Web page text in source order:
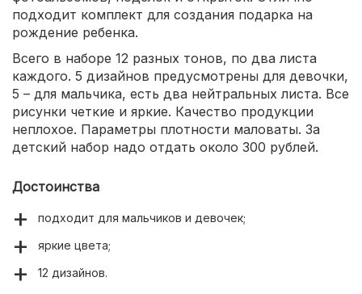
подходит комплект для создания подарка на
рождение ребенка.
Всего в наборе 12 разных тонов, по два листа
каждого. 5 дизайнов предусмотрены для девочки,
5 – для мальчика, есть два нейтральных листа. Все
рисунки четкие и яркие. Качество продукции
неплохое. Параметры плотности маловаты. За
детский набор надо отдать около 300 рублей.
Достоинства
подходит для мальчиков и девочек;
яркие цвета;
12 дизайнов.